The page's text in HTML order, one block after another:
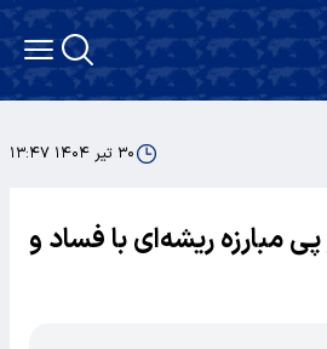
۳۰ تیر ۱۴۰۴ ۱۳:۴۷
مبارزه ریشه‌ای با فساد و